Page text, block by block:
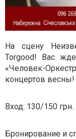
На сцену
Torgood! Вас
«Человек-
концертов весны!
Вход: 130/150 грн.
Бронирование и